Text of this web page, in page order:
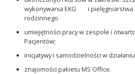
wykonywania EKG i pielęgniarstwa
rodzinnego
umiejętności pracy w zespole i
Pacjentów;
inicjatywy i samodzielności w
znajomości pakietu MS Office.